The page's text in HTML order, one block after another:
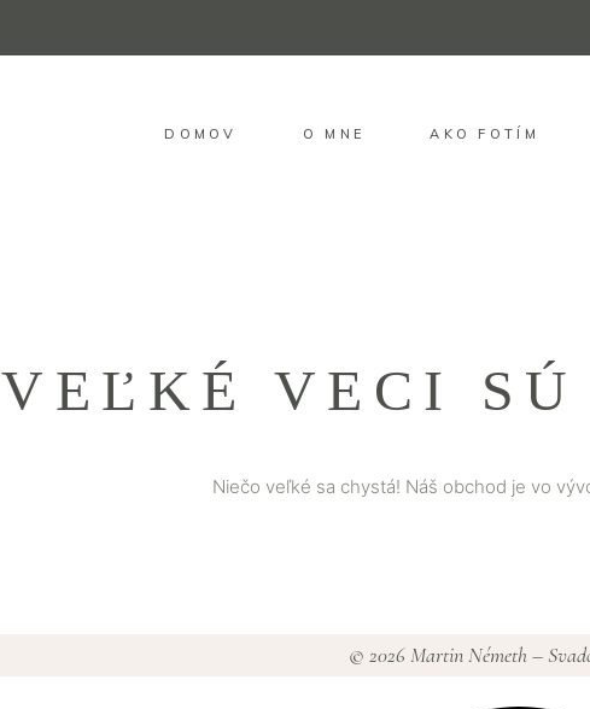
DOMOV O MNE AKO FOTÍM
VEĽKÉ VECI SÚ
Niečo veľké sa chystá! Náš obchod je vo
© 2026 Martin Németh –